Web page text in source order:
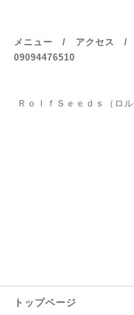
メニュー / アクセス /
09094476510
ＲｏｌｆＳｅｅｄｓ（ロル
トップページ